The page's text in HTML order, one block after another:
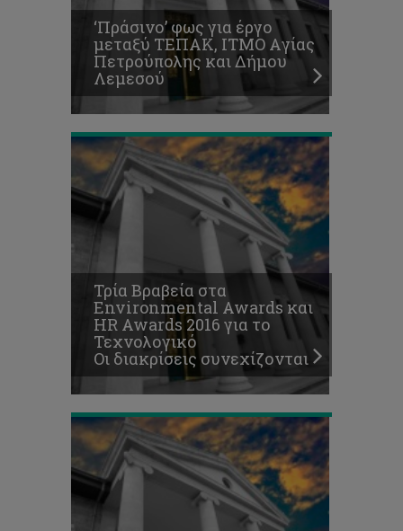
‘Πράσινο’ φως για έργο
μεταξύ ΤΕΠΑΚ, ΙΤΜΟ Aγίας
Πετρούπολης και Δήμου
Λεμεσού
για
το
Τεχνολογικό
Οι
διακρίσεις
συνεχίζονται
Τρία Βραβεία στα
Environmental Awards και
HR Awards 2016 για το
Τεχνολογικό
Οι διακρίσεις συνεχίζονται
Εδώ
φοιτούμε.
Τεχνολογικό
Πανεπιστήμιο
Κύπρου,
το
Πανεπιστήμιο
της
καρδιάς
μας!